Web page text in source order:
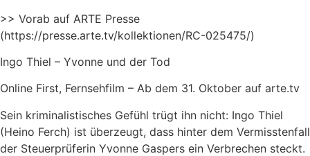
>> Vorab auf ARTE Presse
(https://presse.arte.tv/kollektionen/RC-025475/)
Ingo Thiel – Yvonne und der Tod
Online First, Fernsehfilm – Ab dem 31. Oktober auf arte.tv
Sein kriminalistisches Gefühl trügt ihn nicht: Ingo Thiel
(Heino Ferch) ist überzeugt, dass hinter dem Vermisstenfall
der Steuerprüferin Yvonne Gaspers ein Verbrechen steckt.